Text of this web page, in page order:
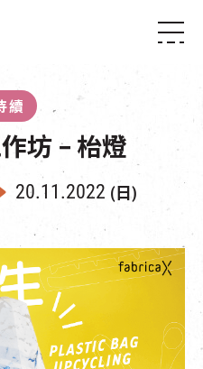
續
坊 – 枱燈
20.11.2022 (日)